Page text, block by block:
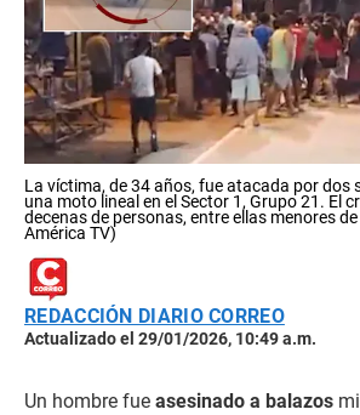
La víctima, de 34 años, fue atacada por dos
una moto lineal en el Sector 1, Grupo 21. El
decenas de personas, entre ellas menores
América TV)
REDACCIÓN DIARIO CORREO
Actualizado el 29/01/2026, 10:49 a.m.
Un hombre fue asesinado a balazos